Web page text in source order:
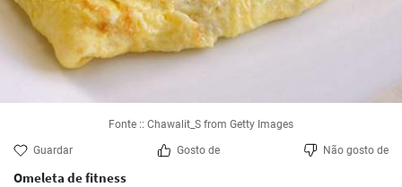
Fonte :: Chawalit_S from Getty Images
Guardar Gosto de Não gosto de
Omeleta de fitness